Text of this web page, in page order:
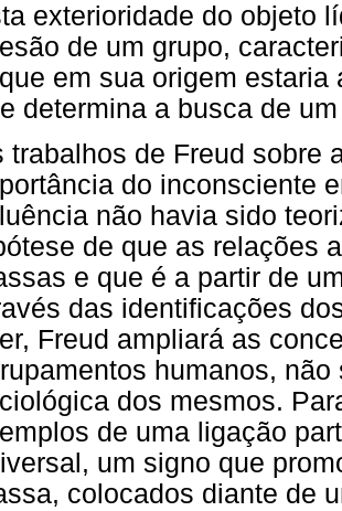
exterioridade do objeto
de um grupo,
em sua origem
determina a busca de
trabalhos de Freud sobre
do inconsciente
não havia sido
de que as relações
e que é a partir de
das identificações
Freud ampliará as
humanos,
dos mesmos.
de uma ligação
um signo que
colocados diante de